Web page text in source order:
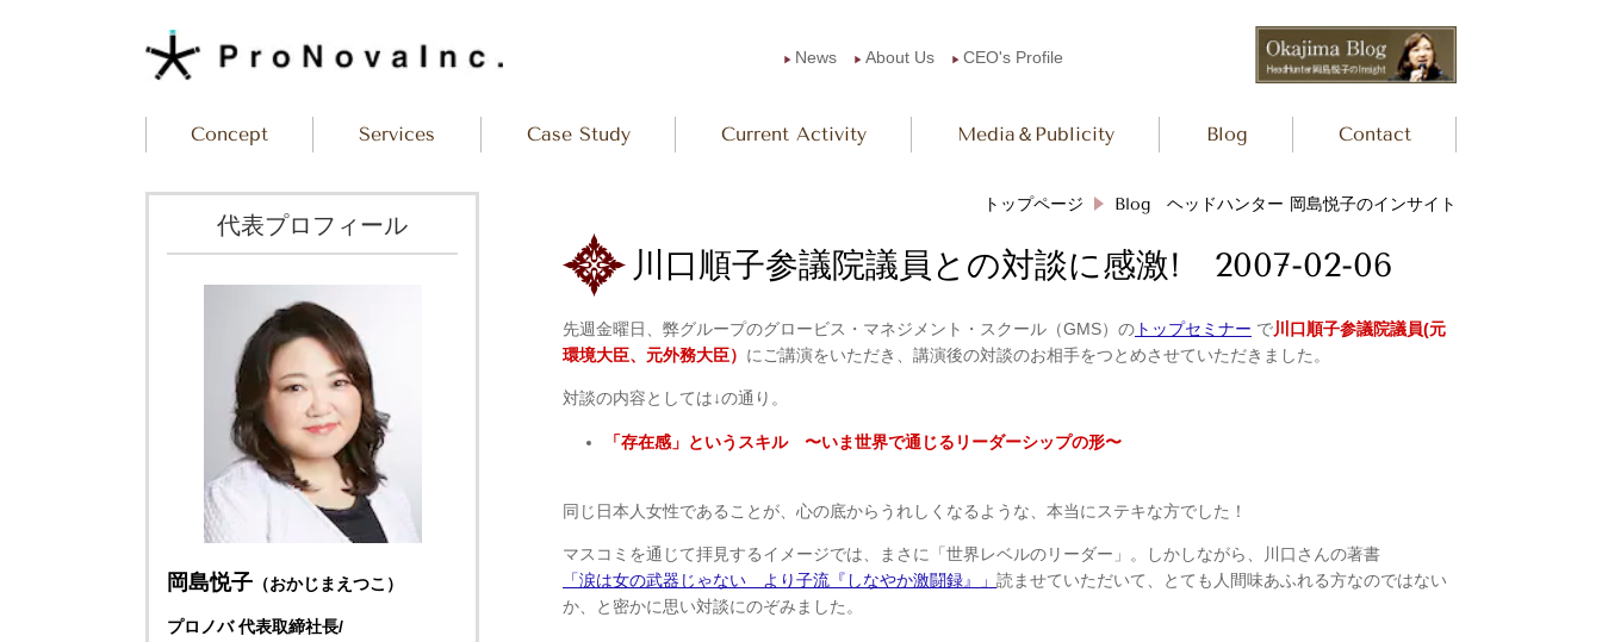
▶︎ News ▶︎ About Us ▶︎ CEO's Profile
Concept Services Case Study Current Activity Media＆Publicity Blog Contact
トップページ Blog ヘッドハンター 岡島悦子のインサイト
川口順子参議院議員との対談に感激! 2007-02-06
先週金曜日、弊グループのグロービス・マネジメント・スクール（GMS）の トップセミナー で川口順子参議院議員(元
環境大臣、元外務大臣） にご講演をいただき、講演後の対談のお相手をつとめさせていただきました。
対談の内容としては↓の通り。
「存在感」というスキル 〜いま世界で通じるリーダーシップの形〜
同じ日本人女性であることが、心の底からうれしくなるような、本当にステキな方でした！
マスコミを通じて拝見するイメージでは、まさに「世界レベルのリーダー」。しかしながら、川口さんの著書
「涙は女の武器じゃない より子流『しなやか激闘録』」 読ませていただいて、とても人間味あふれる方なのではない
か、と密かに思い対談にのぞみました。
代表プロフィール
岡島悦子 （おかじまえつこ）
プロノバ 代表取締社長/